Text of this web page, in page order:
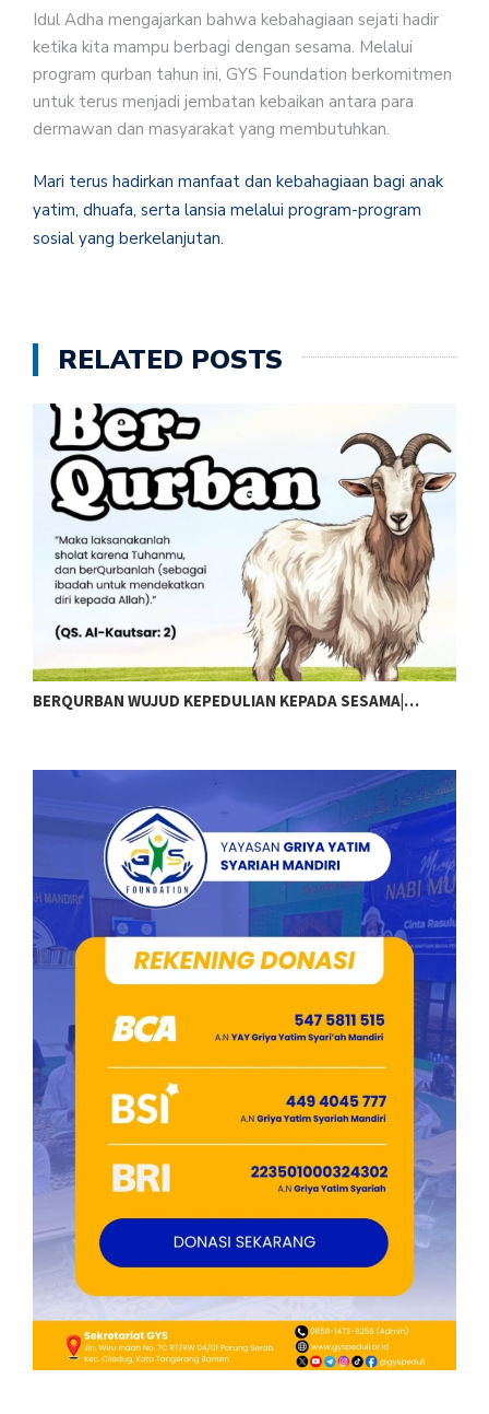
Idul Adha mengajarkan bahwa kebahagiaan sejati hadir
ketika kita mampu berbagi dengan sesama. Melalui
program qurban tahun ini, GYS Foundation berkomitmen
untuk terus menjadi jembatan kebaikan antara para
dermawan dan masyarakat yang membutuhkan.
Mari terus hadirkan manfaat dan kebahagiaan bagi anak
yatim, dhuafa, serta lansia melalui program-program
sosial yang berkelanjutan.
RELATED POSTS
BERQURBAN WUJUD KEPEDULIAN KEPADA SESAMA|…